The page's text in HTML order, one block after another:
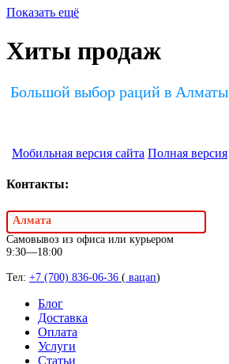
Показать ещё
Хиты продаж
Большой выбор раций в Алматы
Мобильная версия сайта Полная версия
Контакты:
Алмата
Самовывоз из офиса или курьером
9:30—18:00
Тел: +7 (700) 836-06-36 ( вацап)
Блог
Доставка
Оплата
Услуги
Статьи